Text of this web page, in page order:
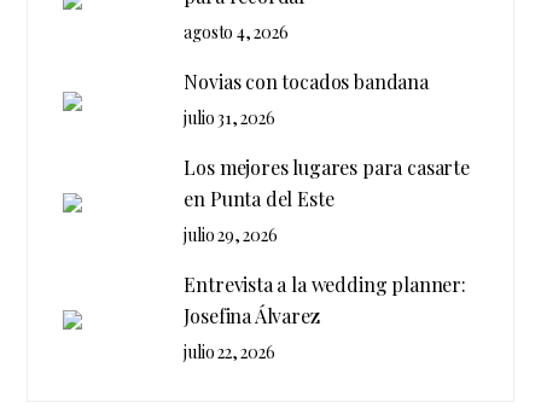
agosto 4, 2026
Novias con tocados bandana
julio 31, 2026
Los mejores lugares para casarte
en Punta del Este
julio 29, 2026
Entrevista a la wedding planner:
Josefina Álvarez
julio 22, 2026